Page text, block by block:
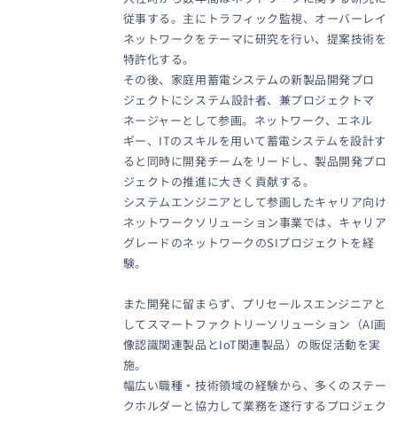
従事する。主にトラフィック監視、オーバーレイ
ネットワークをテーマに研究を行い、提案技術を
特許化する。
その後、家庭用蓄電システムの新製品開発プロ
ジェクトにシステム設計者、兼プロジェクトマ
ネージャーとして参画。ネットワーク、エネル
ギー、ITのスキルを用いて蓄電システムを設計す
ると同時に開発チームをリードし、製品開発プロ
ジェクトの推進に大きく貢献する。
システムエンジニアとして参画したキャリア向け
ネットワークソリューション事業では、キャリア
グレードのネットワークのSIプロジェクトを経
験。
また開発に留まらず、プリセールスエンジニアと
してスマートファクトリーソリューション（AI画
像認識関連製品とIoT関連製品）の販促活動を実
施。
幅広い職種・技術領域の経験から、多くのステー
クホルダーと協力して業務を遂行するプロジェク